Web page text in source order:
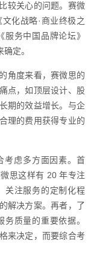
较关心的问题。赛微
化战略·商业终极之
务中国品牌论坛》
定。
角度来看，赛微思的
点，如顶层设计、股
期的效益增长。与企
理的费用获得专业的
考虑多方面因素。首
思这样有 20 年专注
关注服务的定制化程
解决方案。再者，了
质量的重要依据。
来决定，而要综合考